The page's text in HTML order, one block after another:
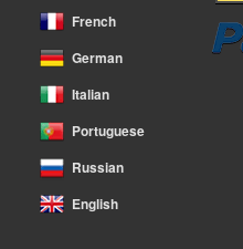
French
German
Italian
Portuguese
Russian
English